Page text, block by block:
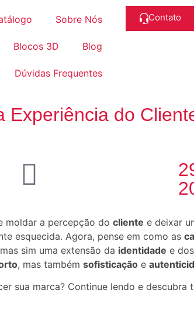
Sobre Nós
Blocos 3D Blog
Dúvidas Frequentes
Contato
do
moldar a percepção do cliente e deixar
esquecida. Agora, pense em como as
sim uma extensão da identidade e dos
, mas também sofisticação e
sua marca? Continue lendo e descubra